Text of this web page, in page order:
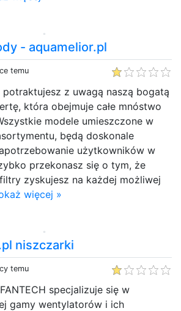
- aquamelior.pl
temu
z uwagą naszą bogatą
która obejmuje całe mnóstwo
modele umieszczone w
będą doskonale
użytkowników w
przekonasz się o tym, że
zyskujesz na każdej możliwej
więcej »
niszczarki
temu
specjalizuje się w
gamy wentylatorów i ich